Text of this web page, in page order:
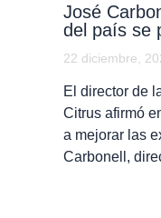
José
del país se
22 diciembre,
El director de
Citrus afirmó
a mejorar las
Carbonell,